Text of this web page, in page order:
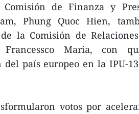
de Finanza y
Phung Quoc Hien,
la Comisión de
Francessco Maria, con
país europeo en la IPU-
votos por